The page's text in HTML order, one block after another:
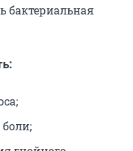
бактериальная